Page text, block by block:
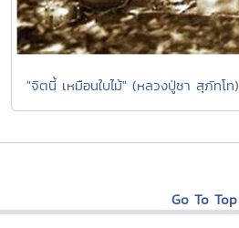
"จิตนี้ เหมือนใบไม้" (หลวงปู่ชา สุภัทโท)
Go To Top